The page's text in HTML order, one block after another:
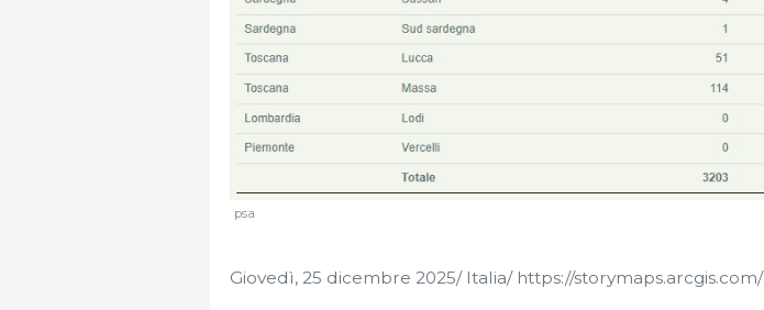
psa
Giovedì, 25 dicembre 2025/ Italia/ https://storymaps.arcgis.com/